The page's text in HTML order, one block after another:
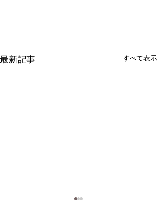
最新記事 すべて表示